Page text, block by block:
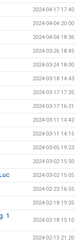
2024-04-17 17:40
2024-04-04 20:00
2024-04-04 18:36
2024-03-26 18:45
2024-03-24 18:00
2024-03-18 14:43
2024-03-17 17:35
2024-03-17 16:31
2024-03-11 14:42
2024-03-11 14:15
2024-03-05 19:23
2024-03-02 15:50
2024-03-02 15:05
2024-02-23 16:55
2024-02-18 19:35
1
2024-02-18 15:10
2024-02-15 21:20